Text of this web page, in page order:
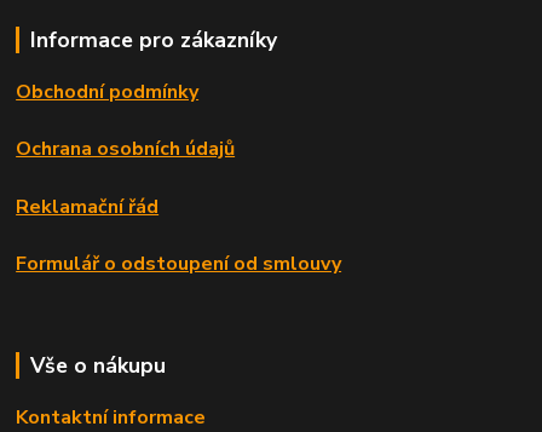
Informace pro zákazníky
Obchodní podmínky
Ochrana osobních údajů
Reklamační řád
Formulář o odstoupení od smlouvy
Vše o nákupu
Kontaktní informace